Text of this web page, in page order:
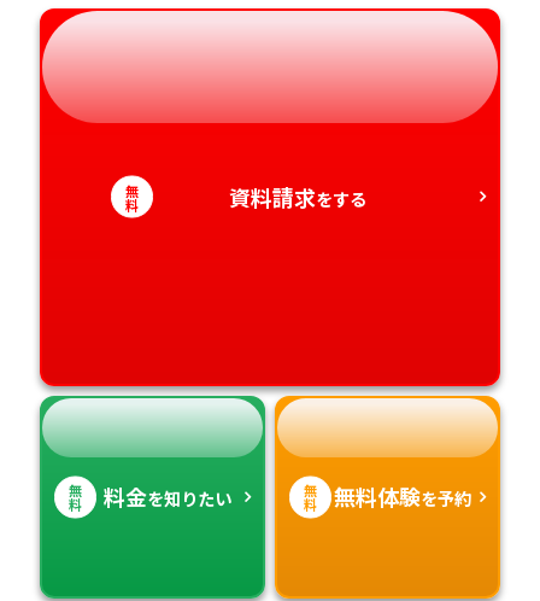
静岡県
和歌山県
徳島県
大分県
無
料 資料請求をする
無
料 料金を知りたい 無
料 無料体験を予約